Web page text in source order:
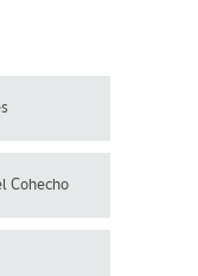
Cohecho